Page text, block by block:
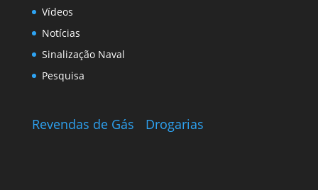
Vídeos
Notícias
Sinalização Naval
Pesquisa
Revendas de Gás Drogarias